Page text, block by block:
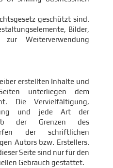
geschützt sind.
Bilder,
Weiterverwendung
erstellten Inhalte und
unterliegen dem
Die Vervielfältigung,
und jede Art der
der Grenzen des
der schriftlichen
Autors bzw. Erstellers.
Seite sind nur für den
Gebrauch gestattet.